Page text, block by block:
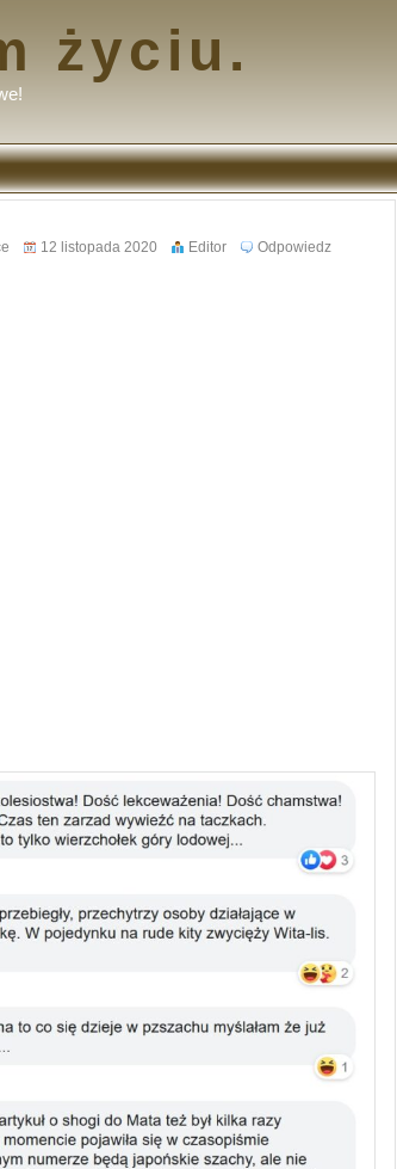
życiu.
12 listopada 2020 Editor Odpowiedz